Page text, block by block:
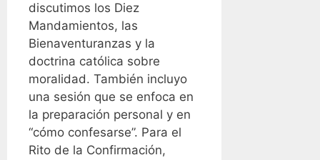
discutimos los Diez
Mandamientos, las
Bienaventuranzas y la
doctrina católica sobre
moralidad. También incluyo
una sesión que se enfoca en
la preparación personal y en
“cómo confesarse”. Para el
Rito de la Confirmación,